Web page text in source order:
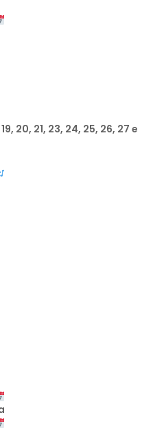
19, 20, 21, 23, 24, 25, 26, 27 e